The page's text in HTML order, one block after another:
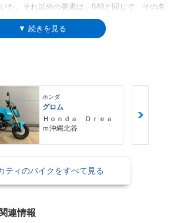
た。それ以外の要素は、848と同じで、その名
中で進化したモデルだった。後継モデルは、
バイクがモノコックフレームのパニガーレ・シ
▼ 続きを見る
ホンダ
グロム
Ｈｏｎｄａ Ｄｒｅａ
ｍ沖縄北谷
ティのバイクをすべて見る
連情報